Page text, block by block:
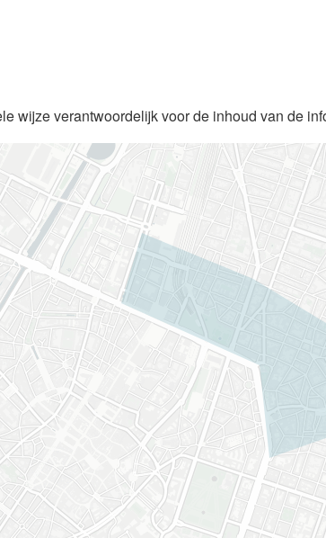
wijze verantwoordelijk voor de inhoud van de